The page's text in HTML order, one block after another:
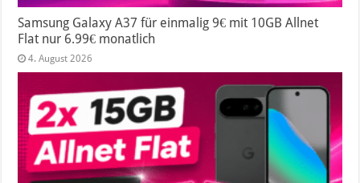
Samsung Galaxy A37 für einmalig 9€ mit 10GB Allnet
Flat nur 6.99€ monatlich
4. August 2026